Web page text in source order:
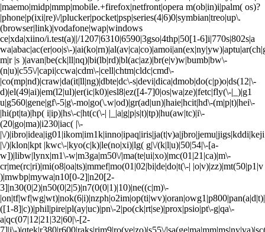
|maemo|midp|mmp|mobile.+firefox|netfront|opera m(ob|in)i|palm( os)?
|phone|p(ixi|re)\/|plucker|pocket|psp|series(4|6)0|symbian|treo|up\.
(browser|link)|vodafone|wap|windows
ce|xda|xiino/i.test(a)||/1207|6310|6590|3gso|4thp|50[1-6]i|770s|802s|a
wa|abac|ac(er|oo|s\-
m|r |s )|avan|be(ck|ll|nq)|bi(lb|rd)|bl(ac|az)|br(e|v)w|bumb|bw\-
(n|u)|c55\/|capi|ccwa|cdm\-|cell|chtm|cldc|cmd\-
|co(mp|nd)|craw|da(it|ll|ng)|dbte|dc\-s|devi|dica|dmob|do(c|p)o|ds(12|\-
d)|el(49|ai)|em(l2|ul)|er(ic|k0)|esl8|ez([4-7]0|os|wa|ze)|fetc|fly(\-|_)|g1
u|g560|gene|gf\-5|g\-mo|go(\.w|od)|gr(ad|un)|haie|hcit|hd\-(m|p|t)|hei\-
|hi(pt|ta)|hp( i|ip)|hs\-c|ht(c(\-| |_|a|g|p|s|t)|tp)|hu(aw|tc)|i\-
(20|go|ma)|i230|iac( |\-
|\/
|\/)|klon|kpt |kwc\-|kyo(c|k)|le(no|xi)|lg( g|\/(k|l|u)|50|54|\-[a-
w])|libw|lynx|m1\-w|m3ga|m50\/|ma(te|ui|xo)|mc(01|21|ca)|m\-
cr|me(rc|ri)|mi(o8|oa|ts)|mmef|mo(01|02|bi|de|do|t(\-| |o|v)|zz)|mt(50|p1|v
)|mwbp|mywa|n10[0-2]|n20[2-
3]|n30(0|2)|n50(0|2|5)|n7(0(0|1)|10)|ne((c|m)\-
([1-8]|c))|phil|pire|pl(ay|uc)|pn\-2|po(ck|rt|se)|prox|psio|pt\-g|qa\-
a|qc(07|12|21|32|60|\-[2-